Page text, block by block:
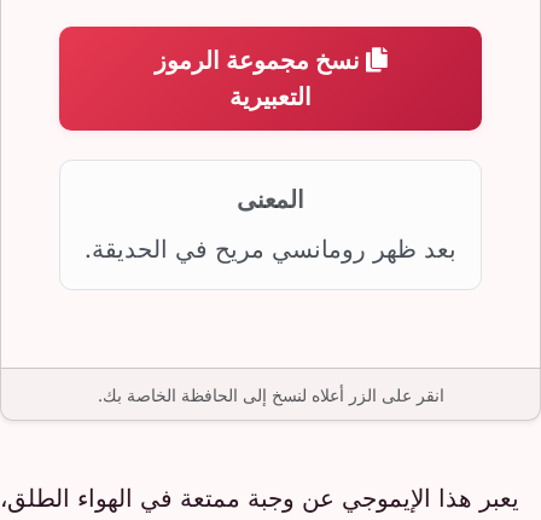
نسخ مجموعة الرموز
التعبيرية
المعنى
بعد ظهر رومانسي مريح في الحديقة.
انقر على الزر أعلاه لنسخ إلى الحافظة الخاصة بك.
يعبر هذا الإيموجي عن وجبة ممتعة في الهواء الطلق،